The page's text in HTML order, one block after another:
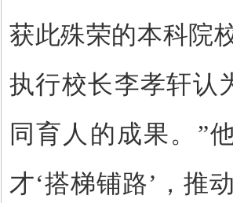
获此殊荣的本科院
执行校长李孝轩认
同育人的成果。 ”
才‘搭梯铺路’ ，推